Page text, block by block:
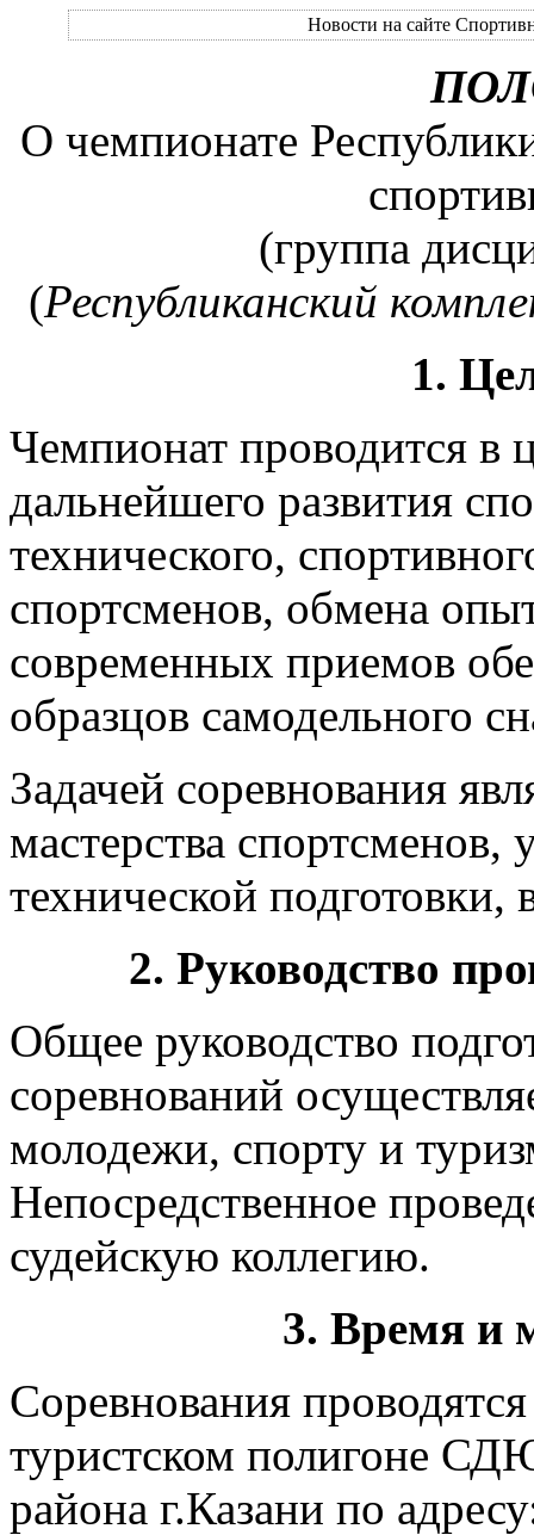
Новости на сайте
О чемпионате
(группа
(Республиканский
1.
Чемпионат проводится в
дальнейшего развития
технического,
спортсменов, обмена
современных приемов
образцов самодельного
Задачей соревнования
мастерства
технической
2. Руководство
Общее руководство
соревнований
молодежи, спорту и
Непосредственное
судейскую коллегию.
3. Время и
Соревнования
туристском полигоне
района г.Казани по